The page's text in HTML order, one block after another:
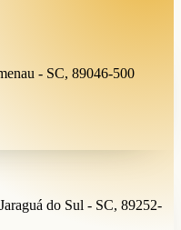
- SC, 89046-500
do Sul - SC, 89252-